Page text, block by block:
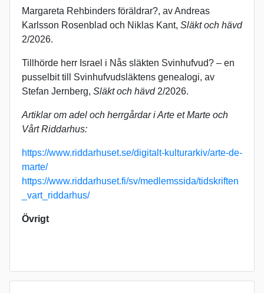
Margareta Rehbinders föräldrar?, av Andreas
Karlsson Rosenblad och Niklas Kant, Släkt och hävd
2/2026.
Tillhörde herr Israel i Nås släkten Svinhufvud? – en
pusselbit till Svinhufvudsläktens genealogi, av
Stefan Jernberg, Släkt och hävd2/2026.
Artiklar om adel och herrgårdar i Arte et Marte och
Vårt Riddarhus:
https://www.riddarhuset.se/digitalt-kulturarkiv/arte-de-
marte/
https://www.riddarhuset.fi/sv/medlemssida/tidskriften
_vart_riddarhus/
Övrigt